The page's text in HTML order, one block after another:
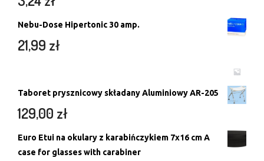
Nebu-Dose Hipertonic 30 amp.
21,99 zł
Taboret prysznicowy składany Aluminiowy AR-205
129,00 zł
Euro Etui na okulary z karabińczykiem 7x16 cm A
case for glasses with carabiner